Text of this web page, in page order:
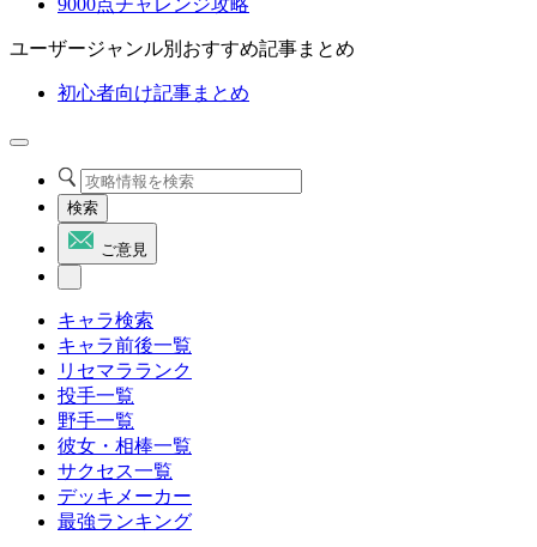
9000点チャレンジ攻略
ユーザージャンル別おすすめ記事まとめ
初心者向け記事まとめ
検索
ご意見
キャラ検索
キャラ前後一覧
リセマラランク
投手一覧
野手一覧
彼女・相棒一覧
サクセス一覧
デッキメーカー
最強ランキング